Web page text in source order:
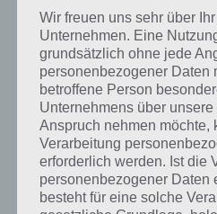
Wir freuen uns sehr über
Unternehmen. Eine
grundsätzlich ohne jede
personenbezogener Daten
betroffene Person
Unternehmens über
Anspruch nehmen möchte,
Verarbeitung
erforderlich werden. Ist die
personenbezogener Daten
besteht für eine solche